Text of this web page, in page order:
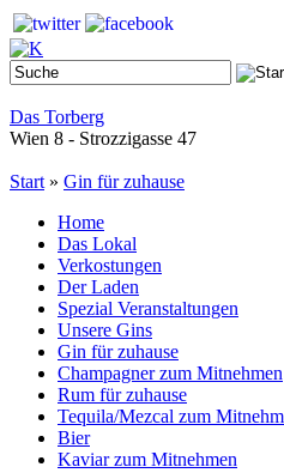
Das Torberg
Wien 8 - Strozzigasse 47
Start » Gin für zuhause
Home
Das Lokal
Verkostungen
Der Laden
Spezial Veranstaltungen
Unsere Gins
Gin für zuhause
Champagner zum Mitnehmen
Rum für zuhause
Tequila/Mezcal zum
Bier
Kaviar zum Mitnehmen